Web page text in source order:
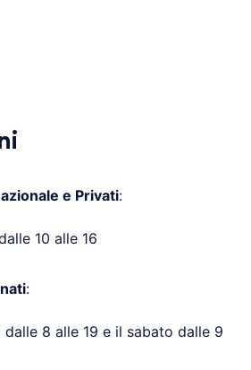
e Privati:
10 alle 16
:
8 alle 19 e il sabato dalle 9